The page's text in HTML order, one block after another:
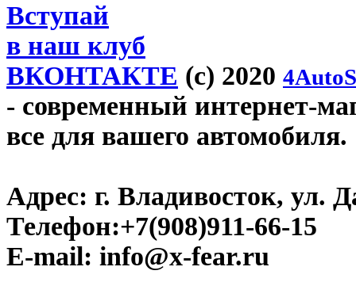
Вступай
в наш клуб
ВКОНТАКТЕ (c) 2020
- современный интернет-
все для вашего автомобиля.
Адрес: г. Владивосток, ул.
Телефон:+7(908)911-66-15
E-mail: info@x-fear.ru